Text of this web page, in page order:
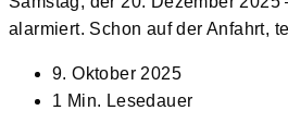
alarmiert. Schon auf der Anfahrt,
Beitrag
veröffentlicht:
9. Oktober 2025
Lesedauer:
1 Min. Lesedauer